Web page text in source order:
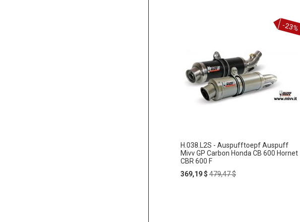
H.038.L2S - Auspufftoepf Auspuff
Mivv GP Carbon Honda CB 600 Hornet
CBR 600 F
Special
369,19 $ Regular
479,47 $
-23%